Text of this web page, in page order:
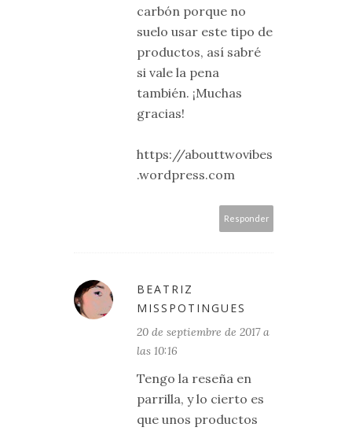
carbón porque no
suelo usar este tipo de
productos, así sabré
si vale la pena
también. ¡Muchas
gracias!
https://abouttwovibes
.wordpress.com
Responder
BEATRIZ
MISSPOTINGUES
20 de septiembre de 2017 a
las 10:16
Tengo la reseña en
parrilla, y lo cierto es
que unos productos